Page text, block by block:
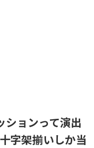
ションって演出
字架揃いしか当